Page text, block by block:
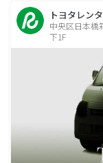
トヨタレン
中央区日本橋
下1F